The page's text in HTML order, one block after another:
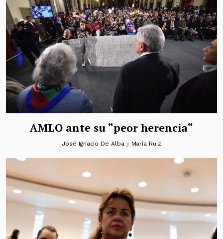
AMLO ante su “peor herencia“
José Ignacio De Albay María Ruiz